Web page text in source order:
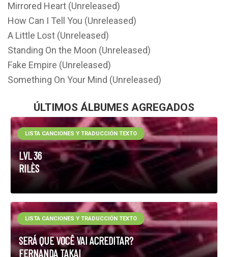
Mirrored Heart (Unreleased)
How Can I Tell You (Unreleased)
A Little Lost (Unreleased)
Standing On the Moon (Unreleased)
Fake Empire (Unreleased)
Something On Your Mind (Unreleased)
ÚLTIMOS ÁLBUMES AGREGADOS
LVL 36
RILÈS
LISTA CANCIONES Y TRADUCCIÓN TEXTO
SERÁ QUE VOCÊ VAI ACREDITAR?
FERNANDA TAKAI
LISTA CANCIONES Y TRADUCCIÓN TEXTO